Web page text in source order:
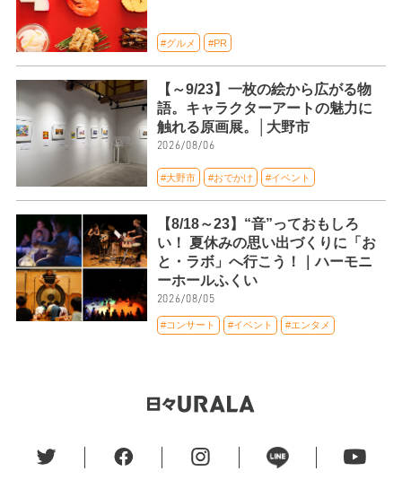
#グルメ #PR
【～9/23】一枚の絵から広がる物
語。キャラクターアートの魅力に
触れる原画展。│大野市
2026/08/06
#大野市 #おでかけ #イベント
【8/18～23】“音”っておもしろ
い！ 夏休みの思い出づくりに「お
と・ラボ」へ行こう！｜ハーモニ
ーホールふくい
2026/08/05
#コンサート #イベント #エンタメ